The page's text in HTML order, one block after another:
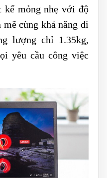
kế mỏng nhẹ với độ
mẽ cùng khả năng di
lượng chỉ 1.35kg,
yêu cầu công việc